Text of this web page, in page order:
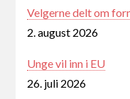
Velgerne delt om
2. august 2026
Unge vil inn i EU
26. juli 2026